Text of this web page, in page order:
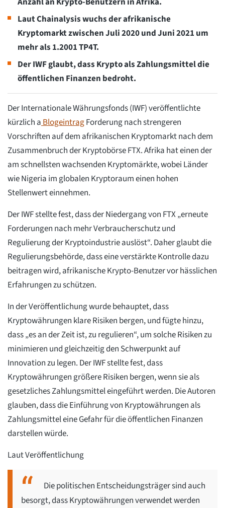
Laut Chainalysis wuchs der afrikanische
Kryptomarkt zwischen Juli 2020 und Juni 2021 um
mehr als 1.2001 TP4T.
Der IWF glaubt, dass Krypto als Zahlungsmittel die
öffentlichen Finanzen bedroht.
Der Internationale Währungsfonds (IWF) veröffentlichte
kürzlich a BlogeintragForderung nach strengeren
Vorschriften auf dem afrikanischen Kryptomarkt nach dem
Zusammenbruch der Kryptobörse FTX. Afrika hat einen der
am schnellsten wachsenden Kryptomärkte, wobei Länder
wie Nigeria im globalen Kryptoraum einen hohen
Stellenwert einnehmen.
Der IWF stellte fest, dass der Niedergang von FTX „erneute
Forderungen nach mehr Verbraucherschutz und
Regulierung der Kryptoindustrie auslöst“. Daher glaubt die
Regulierungsbehörde, dass eine verstärkte Kontrolle dazu
beitragen wird, afrikanische Krypto-Benutzer vor hässlichen
Erfahrungen zu schützen.
In der Veröffentlichung wurde behauptet, dass
Kryptowährungen klare Risiken bergen, und fügte hinzu,
dass „es an der Zeit ist, zu regulieren“, um solche Risiken zu
minimieren und gleichzeitig den Schwerpunkt auf
Innovation zu legen. Der IWF stellte fest, dass
Kryptowährungen größere Risiken bergen, wenn sie als
gesetzliches Zahlungsmittel eingeführt werden. Die Autoren
glauben, dass die Einführung von Kryptowährungen als
Zahlungsmittel eine Gefahr für die öffentlichen Finanzen
darstellen würde.
Laut Veröffentlichung
Die politischen Entscheidungsträger sind auch
besorgt, dass Kryptowährungen verwendet werden